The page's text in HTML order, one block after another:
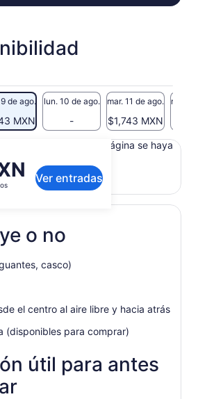
de ago.
MXN
lun. 10 de ago.
-
mar. 11 de ago.
$1,743 MXN
mié.
Ver entradas
el contenido de esta página se haya
(en inglés)
traducción
o no
casco)
el centro al aire libre y hacia atrás
(disponibles para comprar)
útil para antes